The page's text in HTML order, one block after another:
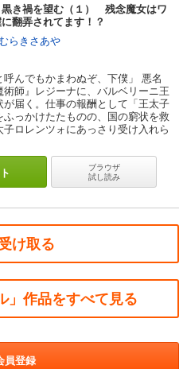
き禍を望む（１） 残念魔女はワ
翻弄されてます！？
らきさあや
呼んでもかまわぬぞ、下僕」 悪名
師』レジーナに、バルベリーニ王
が届く。仕事の報酬として「王太子
ふっかけたたものの、国の窮状を救
子ロレンツォにあっさり受け入れら
ブラウザ
試し読み
け取る
」作品をすべて見る
員登録